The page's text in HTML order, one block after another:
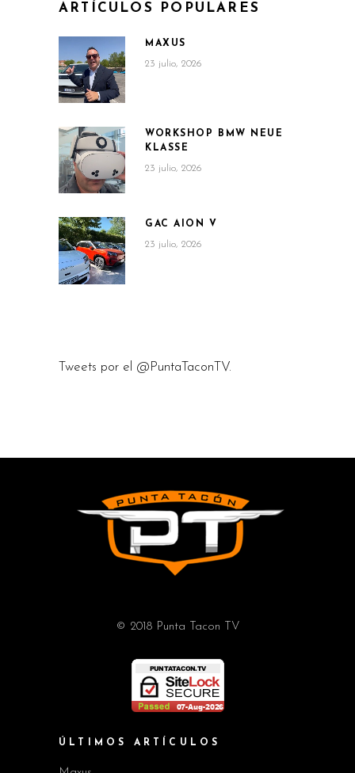
ARTÍCULOS POPULARES
MAXUS
23 julio, 2026
WORKSHOP BMW NEUE
KLASSE
23 julio, 2026
GAC AION V
23 julio, 2026
Tweets por el @PuntaTaconTV.
© 2018 Punta Tacon TV
ÚLTIMOS ARTÍCULOS